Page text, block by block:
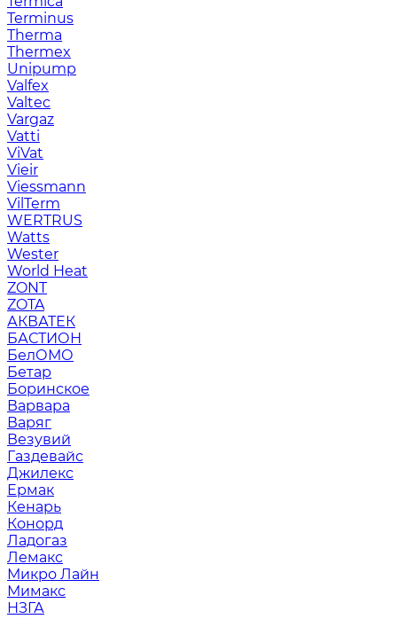
Terminus
Therma
Thermex
Unipump
Valfex
Valtec
Vargaz
Vatti
ViVat
Vieir
Viessmann
VilTerm
WERTRUS
Watts
Wester
World Heat
ZONT
ZOTA
АКВАТЕК
БАСТИОН
БелОМО
Бетар
Боринское
Варвара
Варяг
Везувий
Газдевайс
Джилекс
Ермак
Кенарь
Конорд
Ладогаз
Лемакс
Микро Лайн
Мимакс
НЗГА